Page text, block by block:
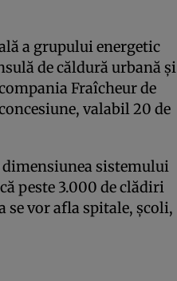
a grupului energetic
de căldură urbană și
Fraîcheur de
valabil 20 de
sistemului
peste 3.000 de clădiri
se vor afla spitale, școli,